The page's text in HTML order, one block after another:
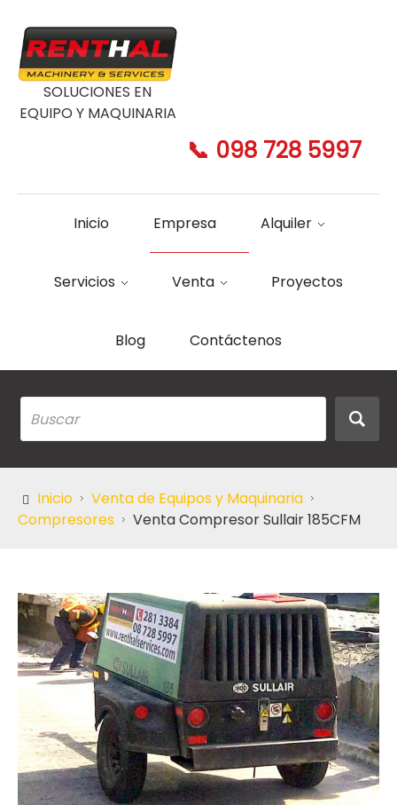
SOLUCIONES EN
EQUIPO Y MAQUINARIA
📞 098 728 5997
Inicio Empresa Alquiler
Servicios Venta Proyectos
Blog Contáctenos
Inicio
Venta de Equipos y Maquinaria
Compresores
Venta Compresor Sullair 185CFM